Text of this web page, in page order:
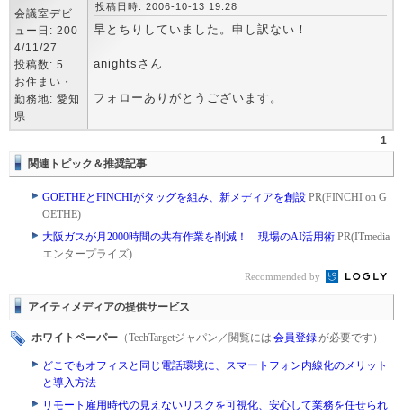
会議室デビ
ュー日: 200
4/11/27
投稿数: 5
お住まい・
勤務地: 愛知
県
投稿日時: 2006-10-13 19:28
早とちりしていました。申し訳ない！
anightsさん
フォローありがとうございます。
1
関連トピック＆推奨記事
GOETHEとFINCHIがタッグを組み、新メディアを創設 PR(FINCHI on G
OETHE)
大阪ガスが月2000時間の共有作業を削減！ 現場のAI活用術 PR(ITmedia
エンタープライズ)
Recommended by
アイティメディアの提供サービス
ホワイトペーパー （TechTargetジャパン／閲覧には 会員登録が必要です）
どこでもオフィスと同じ電話環境に、スマートフォン内線化のメリット
と導入方法
リモート雇用時代の見えないリスクを可視化、安心して業務を任せられ